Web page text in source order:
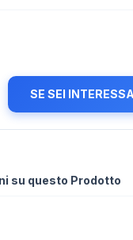
SE SEI
su questo Prodotto